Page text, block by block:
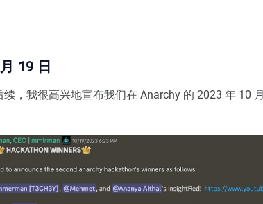
19 日
，我很高兴地宣布我们在 Anarchy 的 2023 年 10